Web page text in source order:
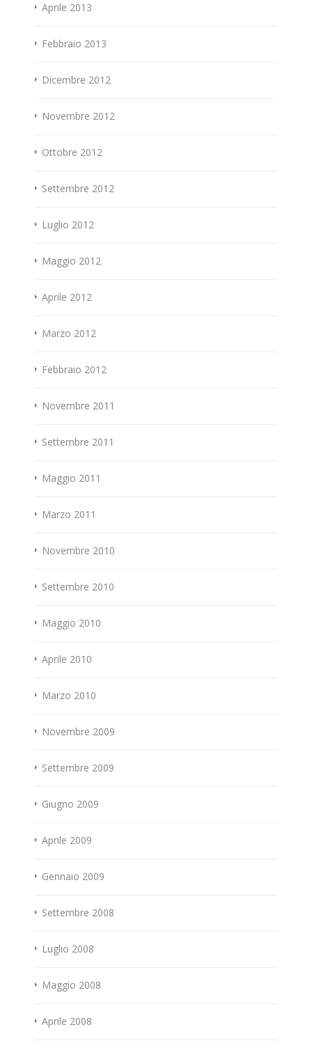
Aprile 2013
Febbraio 2013
Dicembre 2012
Novembre 2012
Ottobre 2012
Settembre 2012
Luglio 2012
Maggio 2012
Aprile 2012
Marzo 2012
Febbraio 2012
Novembre 2011
Settembre 2011
Maggio 2011
Marzo 2011
Novembre 2010
Settembre 2010
Maggio 2010
Aprile 2010
Marzo 2010
Novembre 2009
Settembre 2009
Giugno 2009
Aprile 2009
Gennaio 2009
Settembre 2008
Luglio 2008
Maggio 2008
Aprile 2008